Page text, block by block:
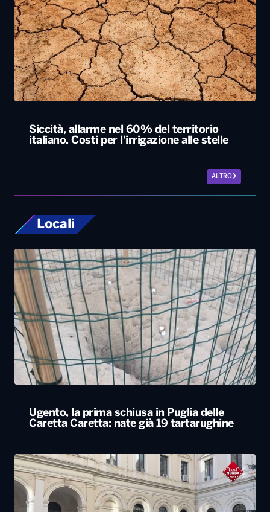
Siccità, allarme nel 60% del territorio
italiano. Costi per l’irrigazione alle stelle
ALTRO
Locali
Ugento, la prima schiusa in Puglia delle
Caretta Caretta: nate già 19 tartarughine